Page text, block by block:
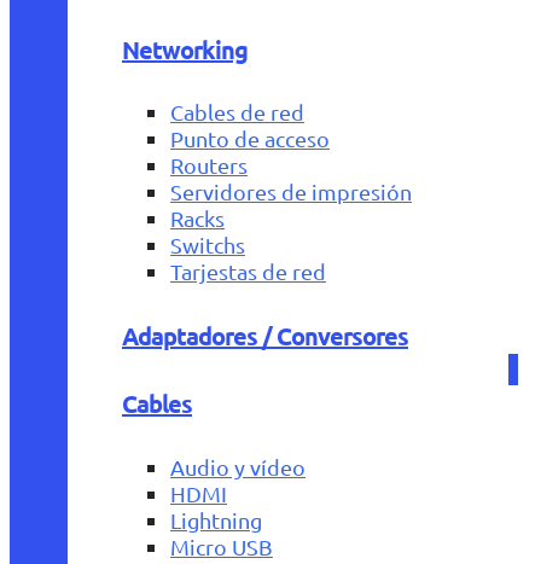
Networking
Cables de red
Punto de acceso
Routers
Servidores de impresión
Racks
Switchs
Tarjestas de red
Adaptadores / Conversores
Cables
Audio y vídeo
HDMI
Lightning
Micro USB